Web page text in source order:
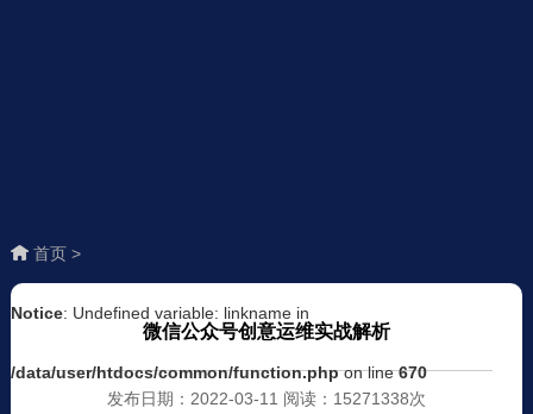
首页 >
Notice: Undefined variable: linkname in
/data/user/htdocs/common/function.phpon line670
微信公众号创意运维实战解析
发布日期：2022-03-11 阅读：15271338次